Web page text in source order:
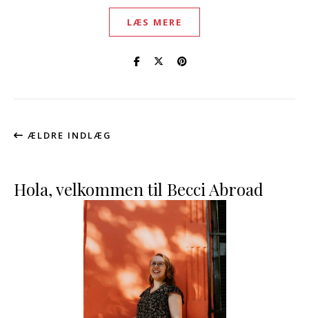
LÆS MERE
ÆLDRE INDLÆG
Hola, velkommen til Becci Abroad